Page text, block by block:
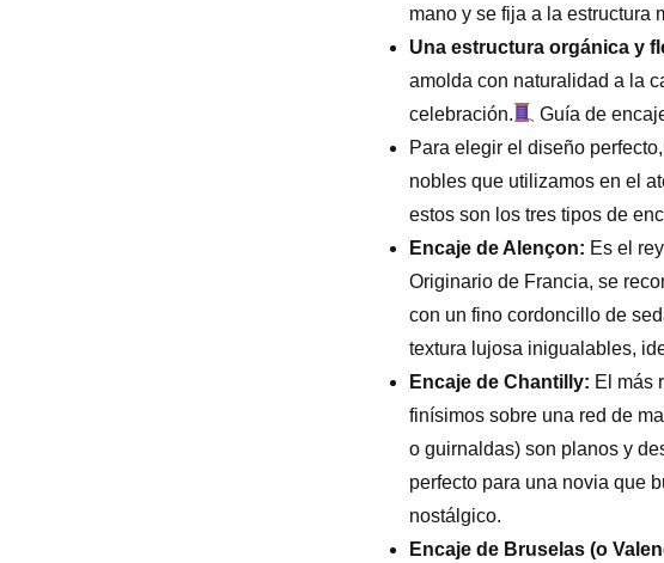
mano y se fija a la estructura
Una estructura orgánica y
amolda con naturalidad a la
celebración.
Guía de
Para elegir el diseño
nobles que utilizamos en el
estos son los tres tipos de
Encaje de Alençon: Es el
Originario de Francia, se
con un fino cordoncillo de
textura lujosa inigualables,
Encaje de Chantilly: El más
finísimos sobre una red de
o guirnaldas) son planos y
perfecto para una novia que
nostálgico.
Encaje de Bruselas (o